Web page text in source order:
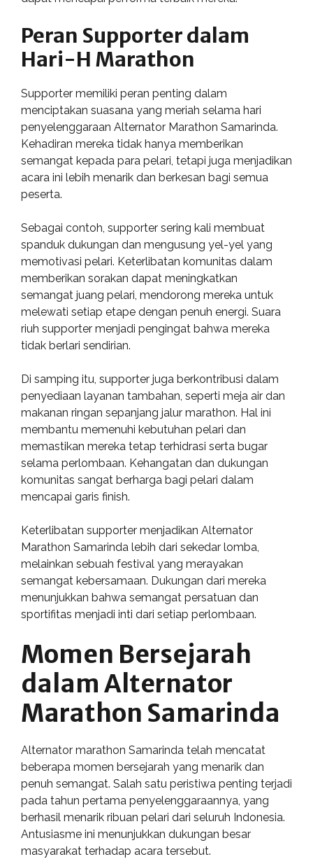
Peran Supporter dalam
Hari-H Marathon
Supporter memiliki peran penting dalam
menciptakan suasana yang meriah selama hari
penyelenggaraan Alternator Marathon Samarinda.
Kehadiran mereka tidak hanya memberikan
semangat kepada para pelari, tetapi juga menjadikan
acara ini lebih menarik dan berkesan bagi semua
peserta.
Sebagai contoh, supporter sering kali membuat
spanduk dukungan dan mengusung yel-yel yang
memotivasi pelari. Keterlibatan komunitas dalam
memberikan sorakan dapat meningkatkan
semangat juang pelari, mendorong mereka untuk
melewati setiap etape dengan penuh energi. Suara
riuh supporter menjadi pengingat bahwa mereka
tidak berlari sendirian.
Di samping itu, supporter juga berkontribusi dalam
penyediaan layanan tambahan, seperti meja air dan
makanan ringan sepanjang jalur marathon. Hal ini
membantu memenuhi kebutuhan pelari dan
memastikan mereka tetap terhidrasi serta bugar
selama perlombaan. Kehangatan dan dukungan
komunitas sangat berharga bagi pelari dalam
mencapai garis finish.
Keterlibatan supporter menjadikan Alternator
Marathon Samarinda lebih dari sekedar lomba,
melainkan sebuah festival yang merayakan
semangat kebersamaan. Dukungan dari mereka
menunjukkan bahwa semangat persatuan dan
sportifitas menjadi inti dari setiap perlombaan.
Momen Bersejarah
dalam Alternator
Marathon Samarinda
Alternator marathon Samarinda telah mencatat
beberapa momen bersejarah yang menarik dan
penuh semangat. Salah satu peristiwa penting terjadi
pada tahun pertama penyelenggaraannya, yang
berhasil menarik ribuan pelari dari seluruh Indonesia.
Antusiasme ini menunjukkan dukungan besar
masyarakat terhadap acara tersebut.